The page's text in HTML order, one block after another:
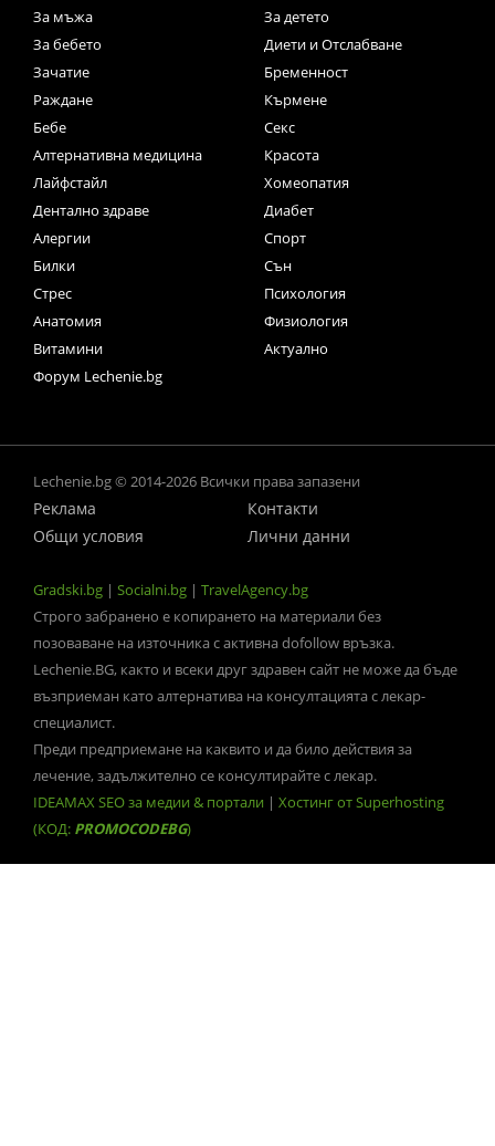
За мъжа
За детето
За бебето
Диети и Отслабване
Зачатие
Бременност
Раждане
Кърмене
Бебе
Секс
Алтернативна медицина
Красота
Лайфстайл
Хомеопатия
Дентално здраве
Диабет
Алергии
Спорт
Билки
Сън
Стрес
Психология
Анатомия
Физиология
Витамини
Актуално
Форум Lechenie.bg
Lechenie.bg © 2014-2026 Всички права запазени
Реклама
Контакти
Общи условия
Лични данни
Gradski.bg | Socialni.bg | TravelAgency.bg
Строго забранено е копирането на материали без
позоваване на източника с активна dofollow връзка.
Lechenie.BG, както и всеки друг здравен сайт не може да бъде
възприеман като алтернатива на консултацията с лекар-
специалист.
Преди предприемане на каквито и да било действия за
лечение, задължително се консултирайте с лекар.
IDEAMAX SEO за медии & портали | Хостинг от Superhosting
(КОД: PROMOCODEBG)